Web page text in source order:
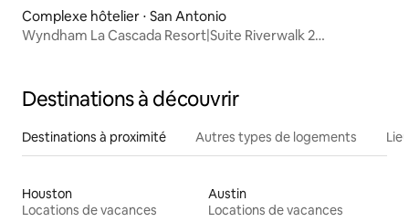
Complexe hôtelier ⋅ San Antonio
Wyndham La Cascada Resort|Suite Riverwalk 2
Destinations à découvrir
Destinations à proximité Autres types de logements
Houston
Locations de vacances
Austin
Locations de vacances